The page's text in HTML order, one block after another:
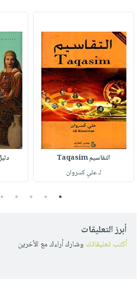
التقاسيم Taqasim
لـ علي كسروان
1
2
3
4
5
أبرز التعليقات
أكتب تعليقاتك وشارك أراءك مع الأخرين